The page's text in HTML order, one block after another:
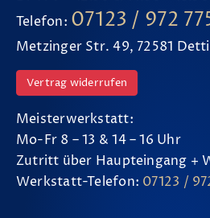
Telefon: 07123 / 972
Metzinger Str. 49, 72581
Vertrag widerrufen
Meisterwerkstatt:
Mo-Fr 8 – 13 & 14 – 16 Uhr
Zutritt über Haupteingang +
Werkstatt-Telefon: 07123 /